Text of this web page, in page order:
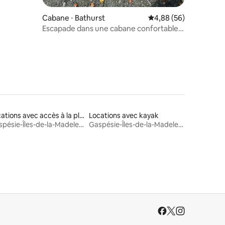
Cabane ⋅ Bathurst Évaluation moyenne
4,88 (56)
Escapade dans une cabane confortable
Locations avec accès à la plage
Gaspésie-Îles-de-la-Madeleine
Locations avec kayak
Gaspésie-Îles-de-la-Madeleine